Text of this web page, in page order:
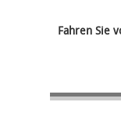
Fahren Sie